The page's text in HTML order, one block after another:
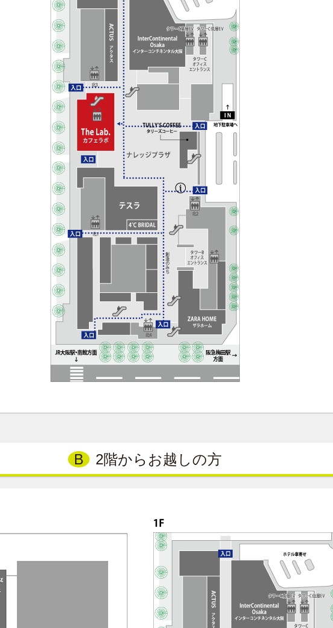
B 2階からお越しの方